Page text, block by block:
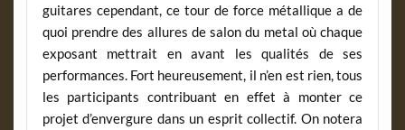
guitares cependant, ce tour de force métallique a de
quoi prendre des allures de salon du metal où chaque
exposant mettrait en avant les qualités de ses
performances. Fort heureusement, il n’en est rien, tous
les participants contribuant en effet à monter ce
projet d’envergure dans un esprit collectif. On notera